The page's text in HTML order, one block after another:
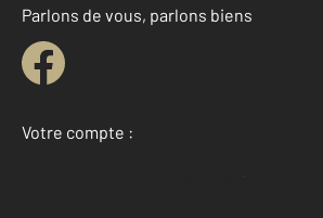
Parlons de vous, parlons biens
Votre compte :
Accéder à mon compte